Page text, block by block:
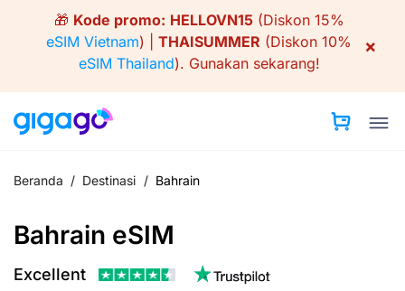
🎁 Kode promo: HELLOVN15(Diskon 15%
eSIM Vietnam) | THAISUMMER (Diskon 10%
eSIM Thailand). Gunakan sekarang!
×
Beranda / Destinasi / Bahrain
Bahrain eSIM
Excellent